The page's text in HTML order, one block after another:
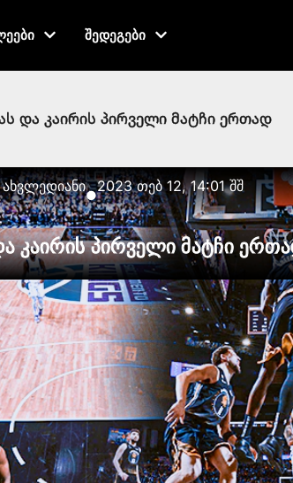
შედეგები
და კაირის პირველი მატჩი ერთად
Ახვლედიანი●2023 თებ 12, 14:01 შშ
კაირის პირველი მატჩი